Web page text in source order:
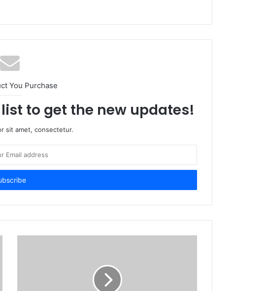
You Purchase
to get the new updates!
sit amet, consectetur.